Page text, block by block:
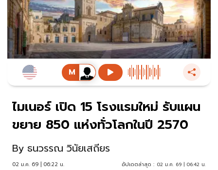
ไมเนอร์ เปิด 15 โรงแรมใหม่ รับแผน
ขยาย 850 แห่งทั่วโลกในปี 2570
By ธนวรรณ วินัยเสถียร
02 ม.ค. 69 | 06:22 น. อัปเดตล่าสุด : 02 ม.ค. 69 | 06:42 น.